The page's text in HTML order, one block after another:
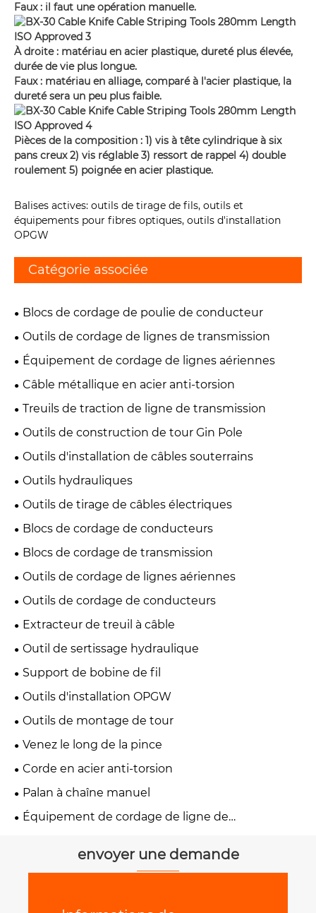
Faux : il faut une opération manuelle.
À droite : matériau en acier plastique, dureté plus élevée,
durée de vie plus longue.
Faux : matériau en alliage, comparé à l'acier plastique, la
dureté sera un peu plus faible.
Pièces de la composition : 1) vis à tête cylindrique à six
pans creux 2) vis réglable 3) ressort de rappel 4) double
roulement 5) poignée en acier plastique.
Balises actives: outils de tirage de fils, outils et
équipements pour fibres optiques, outils d'installation
OPGW
Catégorie associée
Blocs de cordage de poulie de conducteur
Outils de cordage de lignes de transmission
Équipement de cordage de lignes aériennes
Câble métallique en acier anti-torsion
Treuils de traction de ligne de transmission
Outils de construction de tour Gin Pole
Outils d'installation de câbles souterrains
Outils hydrauliques
Outils de tirage de câbles électriques
Blocs de cordage de conducteurs
Blocs de cordage de transmission
Outils de cordage de lignes aériennes
Outils de cordage de conducteurs
Extracteur de treuil à câble
Outil de sertissage hydraulique
Support de bobine de fil
Outils d'installation OPGW
Outils de montage de tour
Venez le long de la pince
Corde en acier anti-torsion
Palan à chaîne manuel
Équipement de cordage de ligne de
envoyer une demande